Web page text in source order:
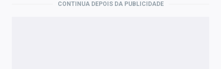
CONTINUA DEPOIS DA PUBLICIDADE